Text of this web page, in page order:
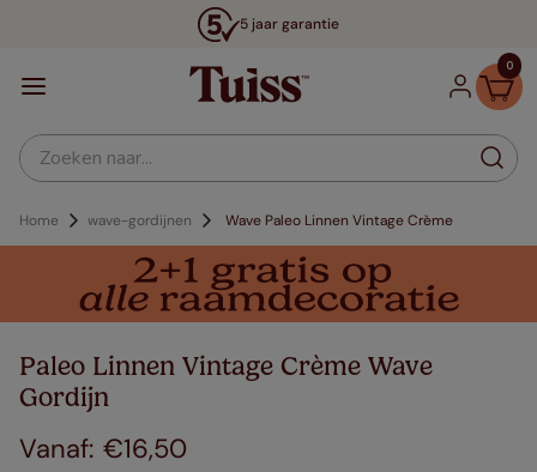
5 jaar garantie
0
Zoeken naar...
Home wave-gordijnen Wave Paleo Linnen Vintage Crème
Paleo Linnen Vintage Crème Wave
Gordijn
€16,50